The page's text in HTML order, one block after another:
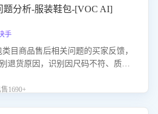
题分析-服装鞋包-[VOC AI]
手
目商品售后相关问题的买家反馈，
退货原因，识别因尺码不符、质量
服务，实现销售额的显著提升。
1690+